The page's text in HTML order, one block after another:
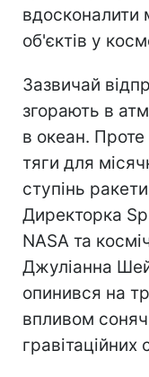
вдосконалити
об'єктів у
Зазвичай
згорають в
в океан. Проте
тяги для
ступінь
Директорка
NASA та
Джуліанна
опинився на
впливом
гравітаційних